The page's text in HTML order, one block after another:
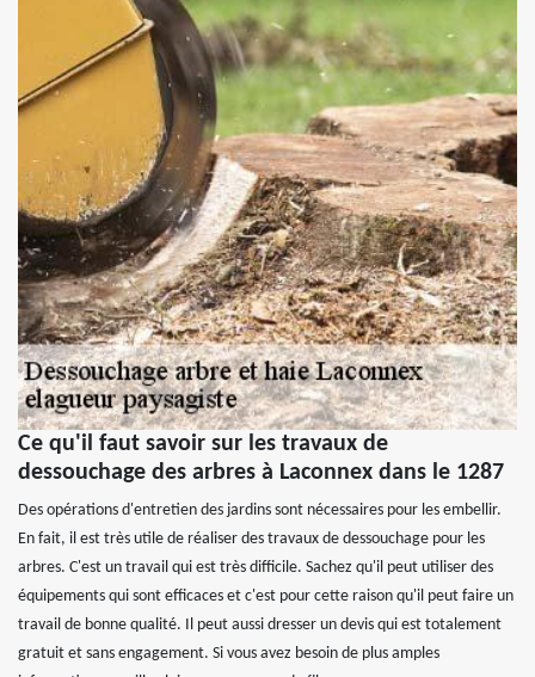
Ce qu'il faut savoir sur les travaux de
dessouchage des arbres à Laconnex dans le 1287
Des opérations d'entretien des jardins sont nécessaires pour les embellir.
En fait, il est très utile de réaliser des travaux de dessouchage pour les
arbres. C'est un travail qui est très difficile. Sachez qu'il peut utiliser des
équipements qui sont efficaces et c'est pour cette raison qu'il peut faire un
travail de bonne qualité. Il peut aussi dresser un devis qui est totalement
gratuit et sans engagement. Si vous avez besoin de plus amples